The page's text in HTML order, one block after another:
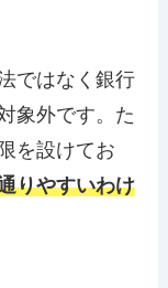
ではなく銀行
象外です。た
を設けてお
りやすいわけ